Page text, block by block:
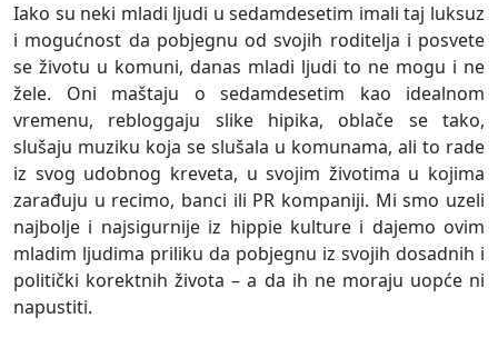
Iako su neki mladi ljudi u sedamdesetim imali taj luksuz
i mogućnost da pobjegnu od svojih roditelja i posvete
se životu u komuni, danas mladi ljudi to ne mogu i ne
žele. Oni maštaju o sedamdesetim kao idealnom
vremenu, rebloggaju slike hipika, oblače se tako,
slušaju muziku koja se slušala u komunama, ali to rade
iz svog udobnog kreveta, u svojim životima u kojima
zarađuju u recimo, banci ili PR kompaniji. Mi smo uzeli
najbolje i najsigurnije iz hippie kulture i dajemo ovim
mladim ljudima priliku da pobjegnu iz svojih dosadnih i
politički korektnih života – a da ih ne moraju uopće ni
napustiti.